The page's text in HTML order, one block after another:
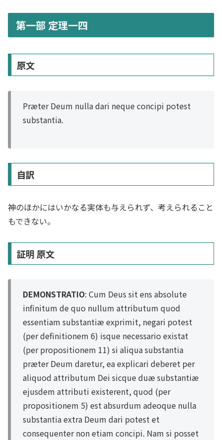
第一部 定理一四
原文
Præter Deum nulla dari neque concipi potest
substantia.
自訳
神のほかにはいかなる実体も与えられず、考えられること
もできない。
証明 原文
DEMONSTRATIO: Cum Deus sit ens absolute
infinitum de quo nullum attributum quod
essentiam substantiæ exprimit, negari potest
(per definitionem 6) isque necessario existat
(per propositionem 11) si aliqua substantia
præter Deum daretur, ea explicari deberet per
aliquod attributum Dei sicque duæ substantiæ
ejusdem attributi existerent, quod (per
propositionem 5) est absurdum adeoque nulla
substantia extra Deum dari potest et
consequenter non etiam concipi. Nam si posset